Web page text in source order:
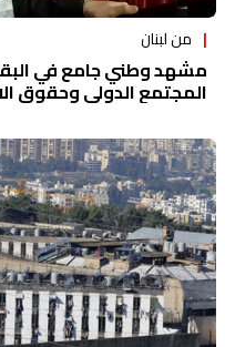
من لبنان
مشهد وطني جامع في
المجتمع الدولي وحقوق
فلسطين